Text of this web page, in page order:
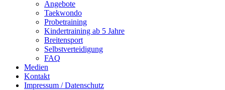
Angebote
Taekwondo
Probetraining
Kindertraining ab 5 Jahre
Breitensport
Selbstverteidigung
FAQ
Medien
Kontakt
Impressum / Datenschutz